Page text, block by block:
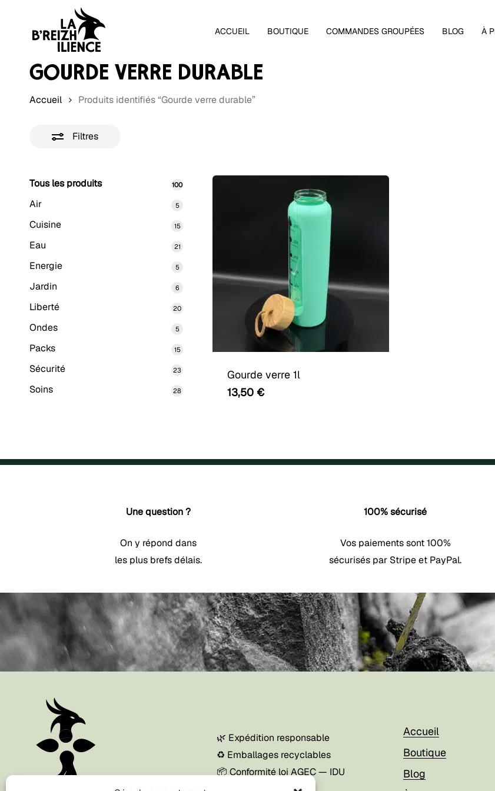
Appuyez sur Entrée pour rechercher ou sur Échap pour fermer.
ACCUEIL BOUTIQUE COMMANDES GROUPÉES BLOG À
Panier
GOURDE VERRE DURABLE
Accueil Produits identifiés “Gourde verre durable”
Filtres
Tous les produits 100100
Air 55
Cuisine 1515
Eau 2121
Energie 55
Jardin 66
Liberté 2020
Ondes 55
Packs 1515
Sécurité 2323
Soins 2828
plusieurs
variations.
être
Gourde verre 1l
13,50 €
Une question ?
On y répond dans
les plus brefs délais.
100% sécurisé
Vos paiements sont 100%
sécurisés par Stripe et PayPal.
🌿 Expédition responsable
♻️ Emballages recyclables
📦 Conformité loi AGEC — IDU
Accueil
Boutique
Blog